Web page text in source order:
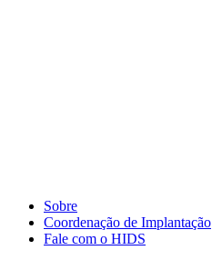
Sobre
Coordenação de Implantação
Fale com o HIDS